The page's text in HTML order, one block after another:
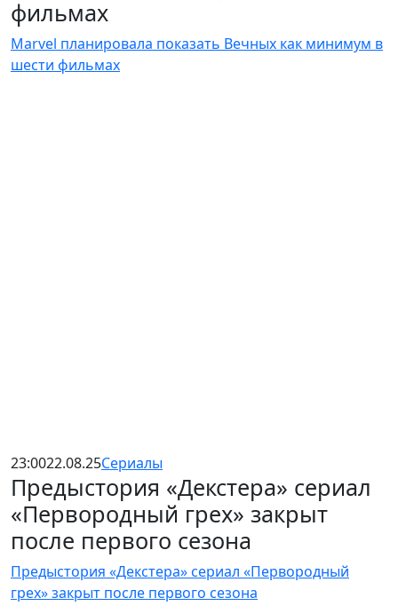
фильмах
Marvel планировала показать Вечных как минимум в
шести фильмах
23:0022.08.25Сериалы
Предыстория «Декстера» сериал
«Первородный грех» закрыт
после первого сезона
Предыстория «Декстера» сериал «Первородный
грех» закрыт после первого сезона